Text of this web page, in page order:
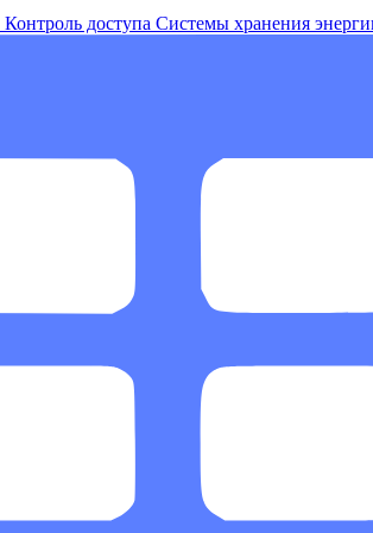
Контроль доступа Системы хранения